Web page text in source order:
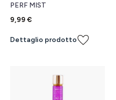
PERF MIST
9,99 €
Dettaglio prodotto